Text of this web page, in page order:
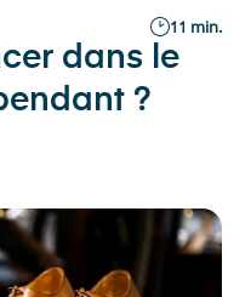
11 min.
dans le
?